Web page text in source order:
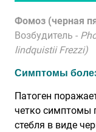
Фомоз (черная
Возбудитель -
lindquistii Frezzi)
Симптомы
Патоген
четко симптомы
стебля в виде